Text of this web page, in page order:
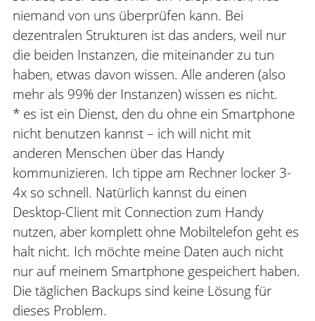
niemand von uns überprüfen kann. Bei
dezentralen Strukturen ist das anders, weil nur
die beiden Instanzen, die miteinander zu tun
haben, etwas davon wissen. Alle anderen (also
mehr als 99% der Instanzen) wissen es nicht.
* es ist ein Dienst, den du ohne ein Smartphone
nicht benutzen kannst – ich will nicht mit
anderen Menschen über das Handy
kommunizieren. Ich tippe am Rechner locker 3-
4x so schnell. Natürlich kannst du einen
Desktop-Client mit Connection zum Handy
nutzen, aber komplett ohne Mobiltelefon geht es
halt nicht. Ich möchte meine Daten auch nicht
nur auf meinem Smartphone gespeichert haben.
Die täglichen Backups sind keine Lösung für
dieses Problem.